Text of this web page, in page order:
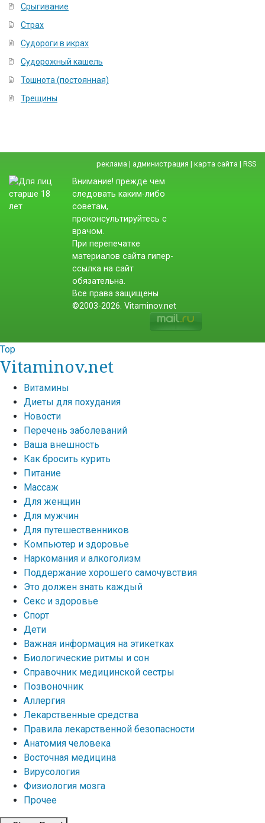
Срыгивание
Страх
Судороги в икрах
Судорожный кашель
Тошнота (постоянная)
Трещины
реклама | администрация | карта сайта | RSS
Внимание! прежде чем
следовать каким-либо
советам,
проконсультируйтесь с
врачом.
При перепечатке
материалов сайта гипер-
ссылка на сайт
обязательна.
Все права защищены
©2003-2026. Vitaminov.net
Top
Vitaminov.net
Витамины
Диеты для похудания
Новости
Перечень заболеваний
Ваша внешность
Как бросить курить
Питание
Массаж
Для женщин
Для мужчин
Для путешественников
Компьютер и здоровье
Наркомания и алкоголизм
Поддержание хорошего самочувствия
Это должен знать каждый
Секс и здоровье
Спорт
Дети
Важная информация на этикетках
Биологические ритмы и сон
Справочник медицинской сестры
Позвоночник
Аллергия
Лекарственные средства
Правила лекарственной безопасности
Aнатомия человека
Восточная медицина
Вирусология
Физиология мозга
Прочее